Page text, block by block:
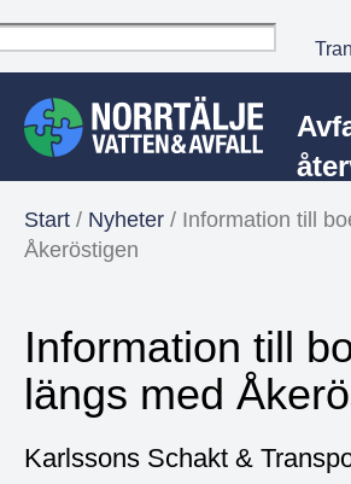
Start / Nyheter / Information till
Åkeröstigen
Information till
längs med
Karlssons Schakt &